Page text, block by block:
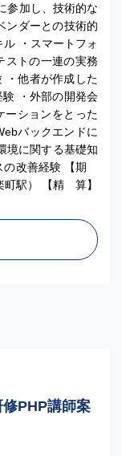
加し、技術的な
ダーとの技術的
・スマートフォ
ストの一連の実務
・他者が作成した
・外部の開発会
ーションをとった
バックエンドに
境に関する基礎知
の改善経験 【期
駅） 【精 算】
修PHP講師案